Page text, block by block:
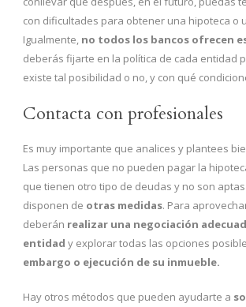
con dificultades para obtener una hipoteca o
Igualmente, no todos los bancos ofrecen
deberás fijarte en la política de cada entidad
existe tal posibilidad o no, y con qué
Contacta con profesionales
Es muy importante que analices y plantees
Las personas que no pueden pagar la
que tienen otro tipo de deudas y no son
disponen de otras medidas. Para
deberán realizar una negociación
entidad y explorar todas las opciones
embargo o ejecución de su inmueble.
Hay otros métodos que pueden ayudarte a